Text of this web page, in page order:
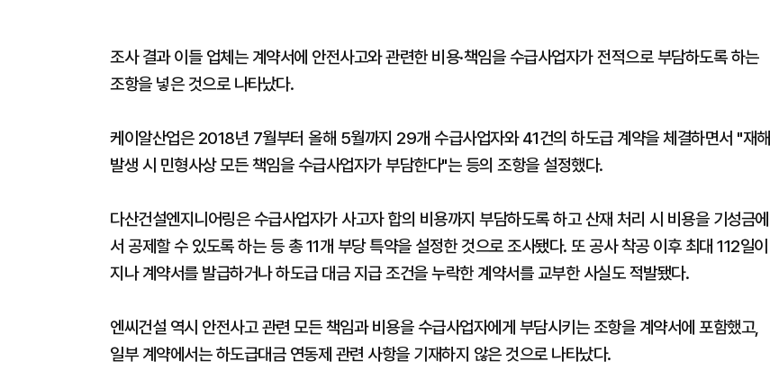
조사 결과 이들 업체는 계약서에 안전사고와 관련한 비용·책임을 수급사업자가 전적으로 부담하도록 하는
조항을 넣은 것으로 나타났다.
케이알산업은 2018년 7월부터 올해 5월까지 29개 수급사업자와 41건의 하도급 계약을 체결하면서 "재해
발생 시 민형사상 모든 책임을 수급사업자가 부담한다"는 등의 조항을 설정했다.
다산건설엔지니어링은 수급사업자가 사고자 합의 비용까지 부담하도록 하고 산재 처리 시 비용을 기성금에
서 공제할 수 있도록 하는 등 총 11개 부당 특약을 설정한 것으로 조사됐다. 또 공사 착공 이후 최대 112일이
지나 계약서를 발급하거나 하도급 대금 지급 조건을 누락한 계약서를 교부한 사실도 적발됐다.
엔씨건설 역시 안전사고 관련 모든 책임과 비용을 수급사업자에게 부담시키는 조항을 계약서에 포함했고,
일부 계약에서는 하도급대금 연동제 관련 사항을 기재하지 않은 것으로 나타났다.